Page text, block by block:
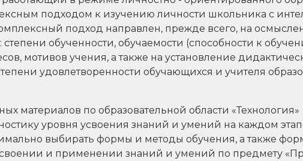
подходом к изучению личности школьника с
подход направлен, прежде всего, на
обученности, обучаемости (способности к
мотивов учения, а также на установление
удовлетворенности обучающихся и учителя
материалов по образовательной области «Технология»
уровня усвоения знаний и умений на каждом
выбирать формы и методы обучения, а также
и применении знаний и умений по предмету